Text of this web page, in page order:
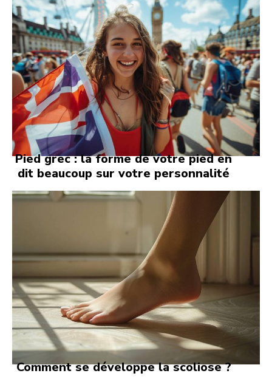
Pied grec : la forme de votre pied en
dit beaucoup sur votre personnalité
Comment se développe la scoliose ?